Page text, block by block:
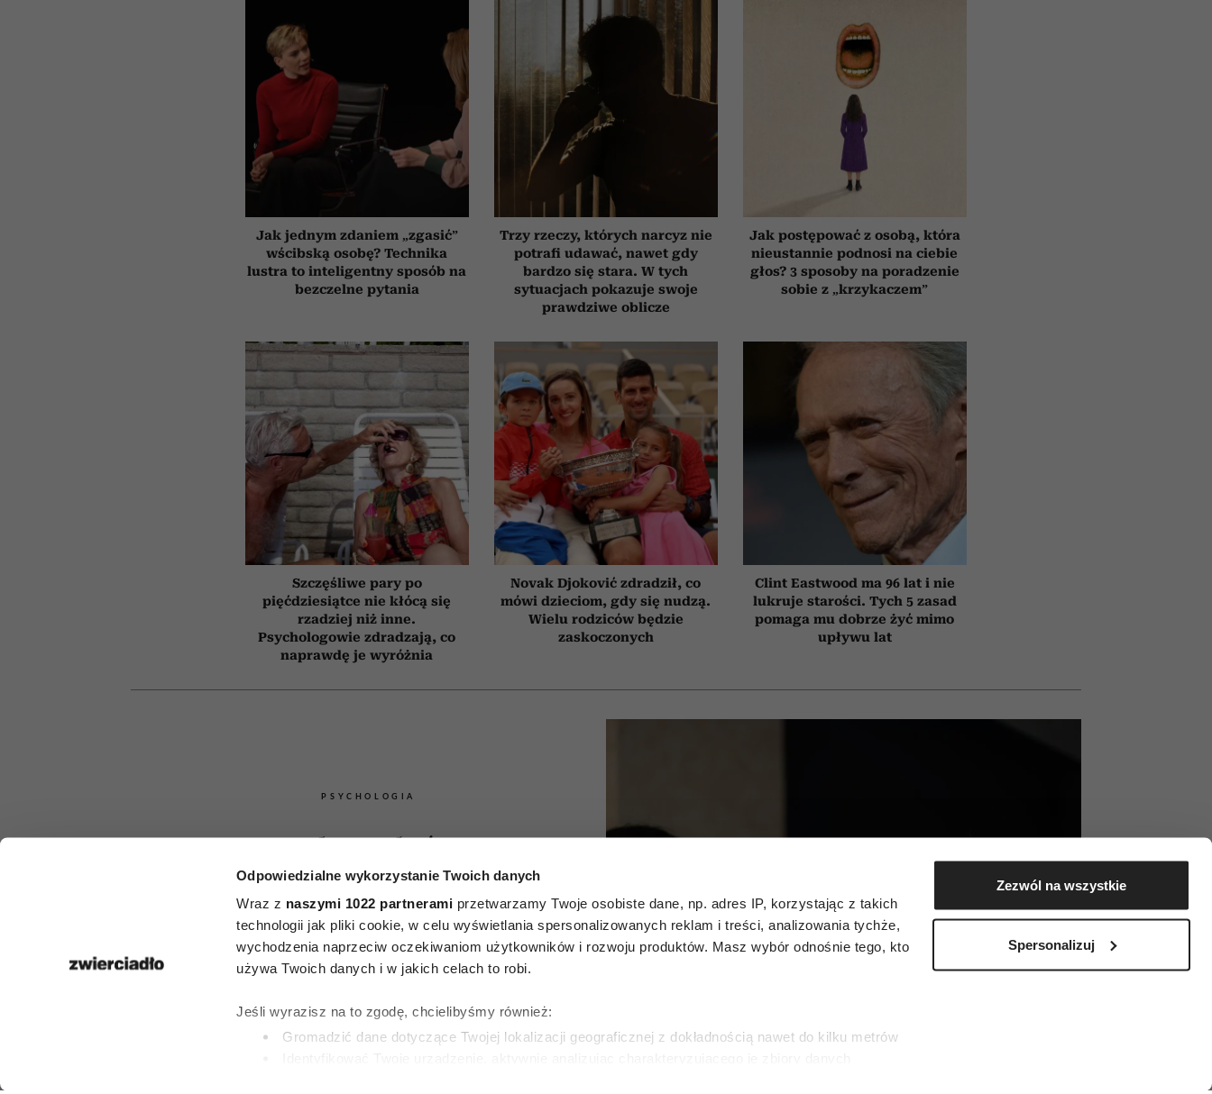
Odpowiedzialne wykorzystanie Twoich danych
Wraz z naszymi 1022 partnerami przetwarzamy Twoje osobiste dane, np. adres IP, korzystając z takich
technologii jak pliki cookie, w celu wyświetlania spersonalizowanych reklam i treści, analizowania tychże,
wychodzenia naprzeciw oczekiwaniom użytkowników i rozwoju produktów. Masz wybór odnośnie tego, kto
używa Twoich danych i w jakich celach to robi.
Jeśli wyrazisz na to zgodę, chcielibyśmy również:
Gromadzić dane dotyczące Twojej lokalizacji geograficznej z dokładnością nawet do kilku metrów
Zezwól na wszystkie
Spersonalizuj
Jak jednym zdaniem „zgasić”
wścibską osobę? Technika
lustra to inteligentny sposób na
bezczelne pytania
Trzy rzeczy, których narcyz nie
potrafi udawać, nawet gdy
bardzo się stara. W tych
sytuacjach pokazuje swoje
prawdziwe oblicze
Jak postępować z osobą, która
nieustannie podnosi na ciebie
głos? 3 sposoby na poradzenie
sobie z „krzykaczem”
Szczęśliwe pary po
pięćdziesiątce nie kłócą się
rzadziej niż inne.
Psychologowie zdradzają, co
naprawdę je wyróżnia
Novak Djoković zdradził, co
mówi dzieciom, gdy się nudzą.
Wielu rodziców będzie
zaskoczonych
Clint Eastwood ma 96 lat i nie
lukruje starości. Tych 5 zasad
pomaga mu dobrze żyć mimo
upływu lat
PSYCHOLOGIA
4 słowa, które
sprawią, że ludzie
zaczną liczyć się z
twoim zdaniem. To
potężne narzędzie